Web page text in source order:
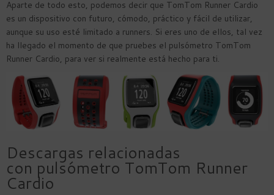
Aparte de todo esto, podemos decir que TomTom Runner Cardio
es un dispositivo con futuro, cómodo, práctico y fácil de utilizar,
aunque su uso esté limitado a runners. Si eres uno de ellos, tal vez
ha llegado el momento de que pruebes el pulsómetro TomTom
Runner Cardio, para ver si realmente está hecho para ti.
Descargas relacionadas
con pulsómetro TomTom Runner
Cardio